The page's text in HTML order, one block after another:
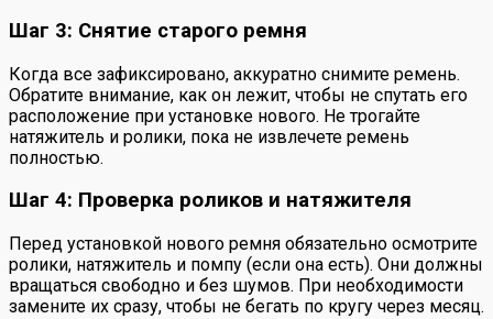
Шаг 3: Снятие старого ремня
Когда все зафиксировано, аккуратно снимите ремень.
Обратите внимание, как он лежит, чтобы не спутать его
расположение при установке нового. Не трогайте
натяжитель и ролики, пока не извлечете ремень
полностью.
Шаг 4: Проверка роликов и натяжителя
Перед установкой нового ремня обязательно осмотрите
ролики, натяжитель и помпу (если она есть). Они должны
вращаться свободно и без шумов. При необходимости
замените их сразу, чтобы не бегать по кругу через месяц.